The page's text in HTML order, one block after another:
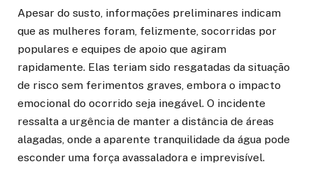
Apesar do susto, informações preliminares indicam
que as mulheres foram, felizmente, socorridas por
populares e equipes de apoio que agiram
rapidamente. Elas teriam sido resgatadas da situação
de risco sem ferimentos graves, embora o impacto
emocional do ocorrido seja inegável. O incidente
ressalta a urgência de manter a distância de áreas
alagadas, onde a aparente tranquilidade da água pode
esconder uma força avassaladora e imprevisível.